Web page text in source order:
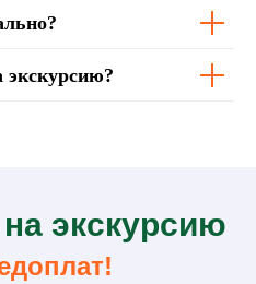
экскурсию?
экскурсию